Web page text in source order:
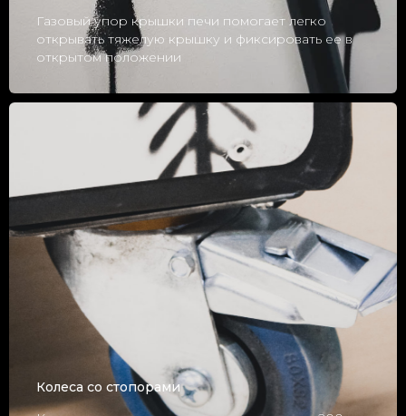
Газовый упор крышки печи помогает легко
открывать тяжелую крышку и фиксировать ее в
открытом положении
Колеса со стопорами